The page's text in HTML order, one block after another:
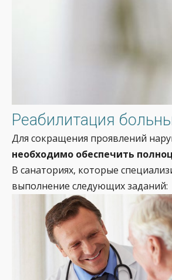
Реабилитация
Для сокращения проявлений
необходимо обеспечить
В санаториях, которые
выполнение следующих заданий: